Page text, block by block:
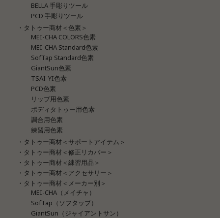
BELLA 手彫りツール
PCD 手彫りツール
・タトゥー商材＜色素＞
MEI-CHA COLORS色素
MEI-CHA Standard色素
SofTap Standard色素
GiantSun色素
TSAI-YI色素
PCD色素
リップ用色素
ボディタトゥー用色素
調合用色素
練習用色素
・タトゥー商材＜サポートアイテム＞
・タトゥー商材＜修正リカバー＞
・タトゥー商材＜練習用品＞
・タトゥー商材＜アクセサリー＞
・タトゥー商材＜メーカー別＞
MEI-CHA（メイチャ）
SofTap（ソフタップ）
GiantSun（ジャイアントサン）